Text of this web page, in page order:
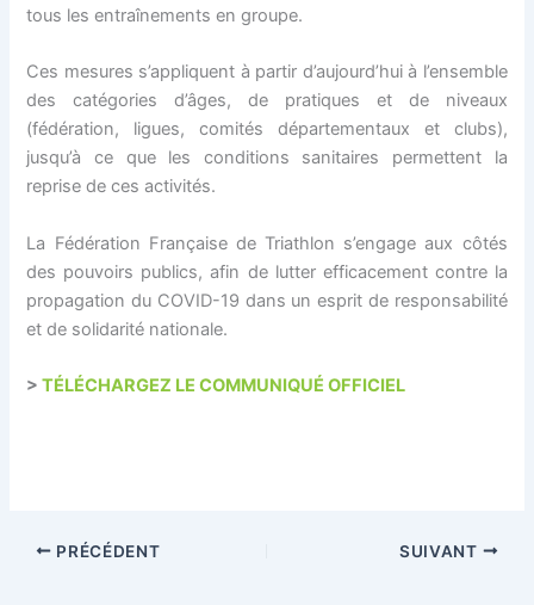
tous les entraînements en groupe.
Ces mesures s’appliquent à partir d’aujourd’hui à l’ensemble
des catégories d’âges, de pratiques et de niveaux
(fédération, ligues, comités départementaux et clubs),
jusqu’à ce que les conditions sanitaires permettent la
reprise de ces activités.
La Fédération Française de Triathlon s’engage aux côtés
des pouvoirs publics, afin de lutter efficacement contre la
propagation du COVID-19 dans un esprit de responsabilité
et de solidarité nationale.
>TÉLÉCHARGEZ LE COMMUNIQUÉ OFFICIEL
PRÉCÉDENT SUIVANT